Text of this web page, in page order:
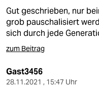
Gut geschrieben, nur
grob pauschalisiert
sich durch jede
zum Beitrag
Gast3456
28.11.2021 , 15:47 Uhr